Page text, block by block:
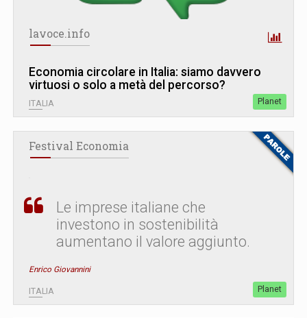
lavoce.info
Economia circolare in Italia: siamo davvero
virtuosi o solo a metà del percorso?
ITALIA Planet
Festival Economia
Le imprese italiane che
investono in sostenibilità
aumentano il valore aggiunto.
Enrico Giovannini
ITALIA Planet